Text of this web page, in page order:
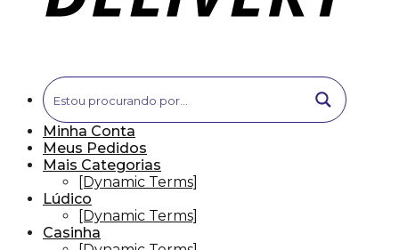
Minha Conta
Meus Pedidos
Mais Categorias
[Dynamic Terms]
Lúdico
[Dynamic Terms]
Casinha